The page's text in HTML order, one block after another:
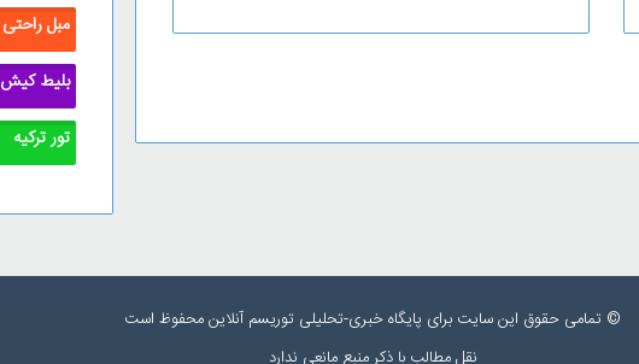
مبل راحتی
بلیط کیش
تور ترکیه
© تمامی حقوق این سایت برای پایگاه خبری-تحلیلی توریسم آنلاین محفوظ است
نقل مطالب با ذکر منبع مانعی ندارد